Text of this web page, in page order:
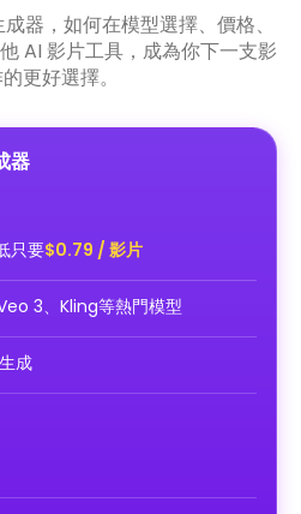
器，如何在模型選擇、價格、
AI 影片工具，成為你下一支影
更好選擇。
器
只要$0.79 / 影片
3、Kling等熱門模型
成